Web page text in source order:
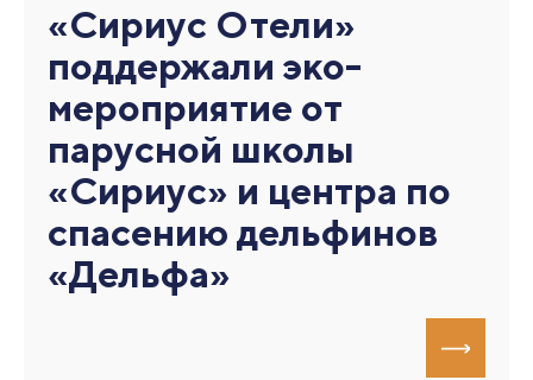
«Сириус Отели»
поддержали эко-
мероприятие от
парусной школы
«Сириус» и центра по
спасению дельфинов
«Дельфа»